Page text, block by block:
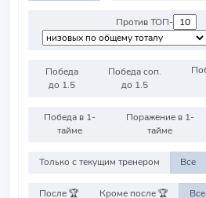
Против ТОП-
Победа
до 1.5
Победа соп.
до 1.5
Победа в 1-
тайме
Поражение в 1-
тайме
Только с текущим тренером Все
После 🏆 Кроме после 🏆 Все